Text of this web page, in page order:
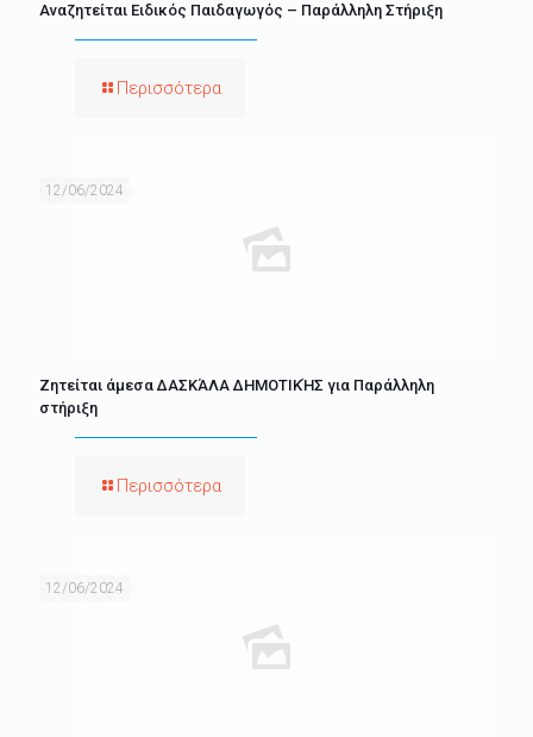
Αναζητείται Ειδικός Παιδαγωγός – Παράλληλη Στήριξη
Περισσότερα
12/06/2024
Ζητείται άμεσα ΔΑΣΚΆΛΑ ΔΗΜΟΤΙΚΉΣ για Παράλληλη
στήριξη
Περισσότερα
12/06/2024